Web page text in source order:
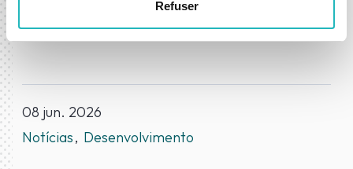
Refuser
08 jun. 2026
Notícias
Desenvolvimento